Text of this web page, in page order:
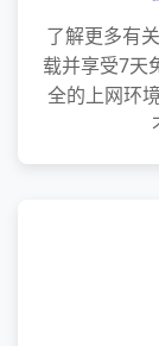
了解更多有
载并享受7天
全的上网环